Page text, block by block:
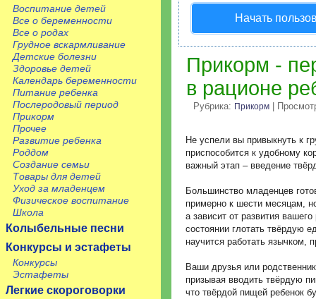
Воспитание детей
Все о беременности
Все о родах
Грудное вскармливание
Детские болезни
Здоровье детей
Календарь беременности
Питание ребенка
Послеродовый период
Прикорм
Прочее
Развитие ребенка
Роддом
Создание семьи
Товары для детей
Уход за младенцем
Физическое воспитание
Школа
Колыбельные песни
Конкурсы и эстафеты
Конкурсы
Эстафеты
Легкие скороговорки
Начать
Прикорм -
в рационе
Рубрика: Прикорм |
Не успели вы привыкнуть к
приспособится к удобному
важный этап – введение
Большинство младенцев
примерно к шести месяцам,
а зависит от развития
состоянии глотать твёрдую
научится работать язычком,
Ваши друзья или
призывая вводить твёрдую
что твёрдой пищей ребенок